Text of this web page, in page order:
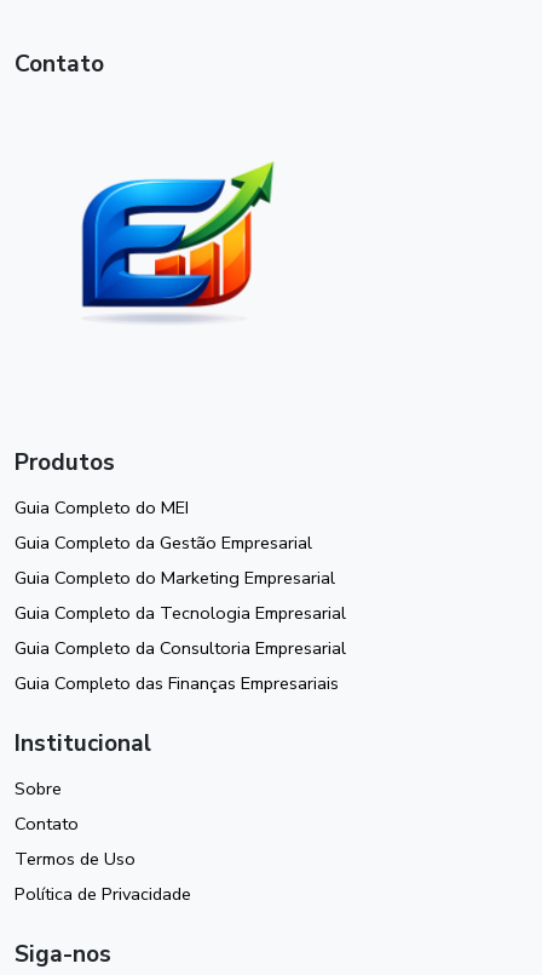
Contato
Produtos
Guia Completo do MEI
Guia Completo da Gestão Empresarial
Guia Completo do Marketing Empresarial
Guia Completo da Tecnologia Empresarial
Guia Completo da Consultoria Empresarial
Guia Completo das Finanças Empresariais
Institucional
Sobre
Contato
Termos de Uso
Política de Privacidade
Siga-nos